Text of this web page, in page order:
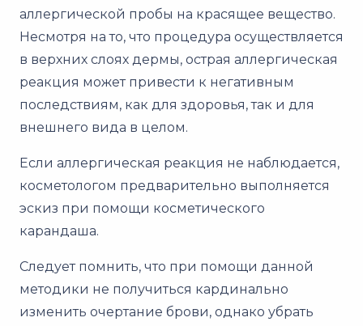
аллергической пробы на красящее вещество.
Несмотря на то, что процедура осуществляется
в верхних слоях дермы, острая аллергическая
реакция может привести к негативным
последствиям, как для здоровья, так и для
внешнего вида в целом.
Если аллергическая реакция не наблюдается,
косметологом предварительно выполняется
эскиз при помощи косметического
карандаша.
Следует помнить, что при помощи данной
методики не получиться кардинально
изменить очертание брови, однако убрать